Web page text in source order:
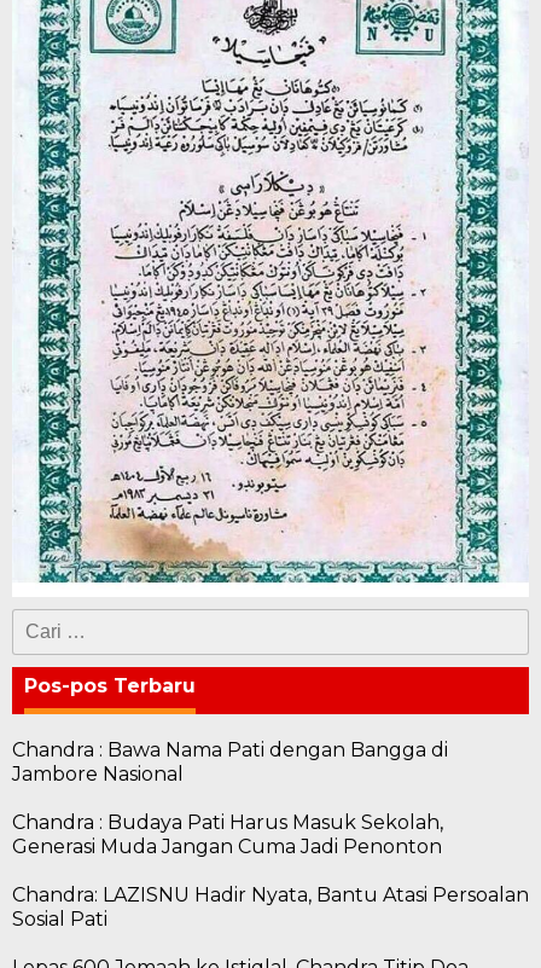
Cari
untuk:
Pos-pos Terbaru
Chandra : Bawa Nama Pati dengan Bangga di
Jambore Nasional
Chandra : Budaya Pati Harus Masuk Sekolah,
Generasi Muda Jangan Cuma Jadi Penonton
Chandra: LAZISNU Hadir Nyata, Bantu Atasi Persoalan
Sosial Pati